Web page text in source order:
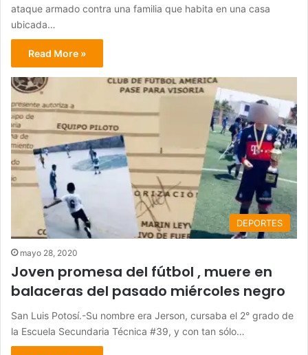
ataque armado contra una familia que habita en una casa
ubicada…
Read More »
DEPORTES
mayo 28, 2020
Joven promesa del fútbol , muere en
balaceras del pasado miércoles negro
San Luis Potosí.-Su nombre era Jerson, cursaba el 2° grado de
la Escuela Secundaria Técnica #39, y con tan sólo…